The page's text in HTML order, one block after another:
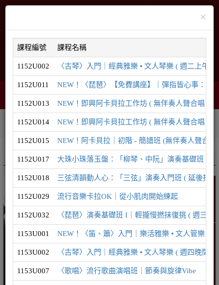
English 網站導覽
網頁選單
購物車 0
學員登入
課程系列
相關連結
推廣課程 音樂系列
音樂
×
課程編號 課程名稱
1152U002 〈古琴〉入門｜經典雅樂 • 文人琴樂 ( 週二上午
1152U011 NEW！〈琵琶〉【免費講座】｜彈指皆心事：為
1152U013 NEW！即興阿卡貝拉工作坊 ( 無伴奏人聲合唱｜
1152U014 NEW！即興阿卡貝拉工作坊 ( 無伴奏人聲合唱｜
1152U015 NEW！阿卡貝拉｜初階 - 簡譜班 (無伴奏人聲合唱)
1152U017 大珠小珠落玉盤：「柳琴、中阮」演奏基礎班 (
1152U018 三弦清韻動人心：「三弦」演奏入門班 ( 延後招
1152U029 流行音樂卡拉OK｜從小肌肉開始練起
1152U032 〈琵琶〉演奏基礎班 I｜輕攏慢撚抹復挑 ( 週三
1153U001 NEW！〈笛、簫〉入門｜樂活雅樂 • 文人管樂 (
1153U002 〈古琴〉入門｜經典雅樂 • 文人琴樂 ( 週四晚間 )
1153U007 〈歌唱〉流行歌曲演唱班｜節奏與旋律Vibe